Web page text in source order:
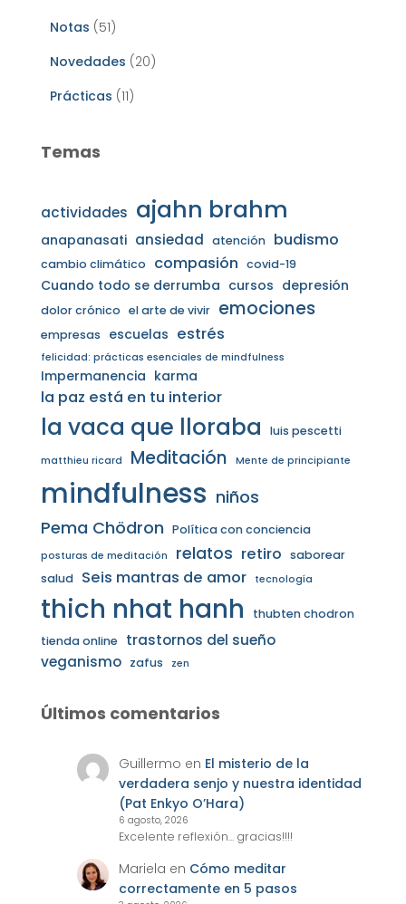
Notas (51)
Novedades (20)
Prácticas (11)
Temas
actividades ajahn brahm
anapanasati ansiedad atención budismo
cambio climático compasión covid-19
Cuando todo se derrumba cursos depresión
dolor crónico el arte de vivir emociones
empresas escuelas estrés
felicidad: prácticas esenciales de mindfulness
Impermanencia karma
la paz está en tu interior
la vaca que lloraba luis pescetti
matthieu ricard Meditación Mente de principiante
mindfulness niños
Pema Chödron Política con conciencia
posturas de meditación relatos retiro saborear
salud Seis mantras de amor tecnología
thich nhat hanh
thubten chodron
tienda online trastornos del sueño
veganismo zafus zen
Últimos comentarios
Guillermo en El misterio de la
verdadera senjo y nuestra identidad
(Pat Enkyo O’Hara)
6 agosto, 2026
Excelente reflexión... gracias!!!!
Mariela en Cómo meditar
correctamente en 5 pasos